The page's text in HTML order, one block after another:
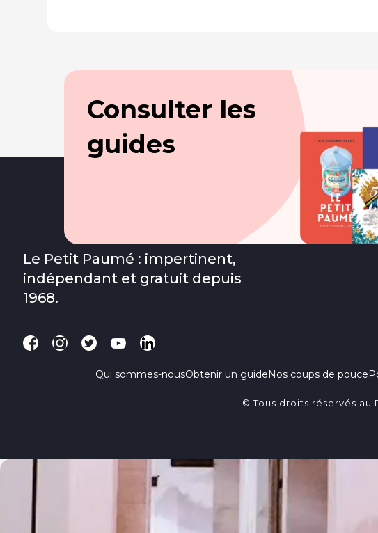
Consulter les
guides
Le Petit Paumé : impertinent,
indépendant et gratuit depuis
1968.
Qui sommes-nousObtenir un guideNos coups de pouce
© Tous droits réservés au